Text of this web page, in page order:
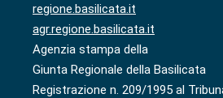
regione.basilicata.it
agr.regione.basilicata.it
Agenzia stampa della
Giunta Regionale della Basilicata
Registrazione n. 209/1995 al